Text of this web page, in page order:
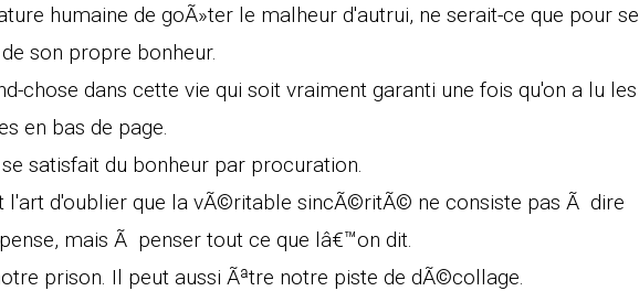
humaine de goÃ»ter le malheur d'autrui, ne serait-ce que pour se
son propre bonheur.
chose dans cette vie qui soit vraiment garanti une fois qu'on a lu les
en bas de page.
satisfait du bonheur par procuration.
l'art d'oublier que la vÃ©ritable sincÃ©ritÃ© ne consiste pas Ã dire
mais Ã penser tout ce que lâ€™on dit.
prison. Il peut aussi Ãªtre notre piste de dÃ©collage.